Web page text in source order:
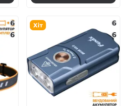
6
6
Хіт
6
6